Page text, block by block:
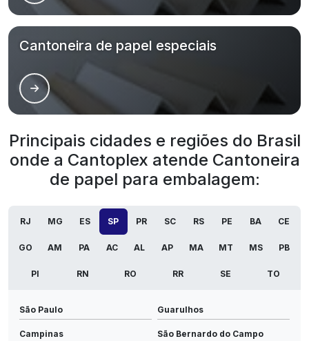
Cantoneira de papel especiais
Principais cidades e regiões do Brasil
onde a Cantoplex atende Cantoneira
de papel para embalagem:
RJ MG ES SP PR SC RS PE BA CE
GO AM PA AC AL AP MA MT MS PB
PI RN RO RR SE TO
São Paulo Guarulhos
Campinas São Bernardo do Campo